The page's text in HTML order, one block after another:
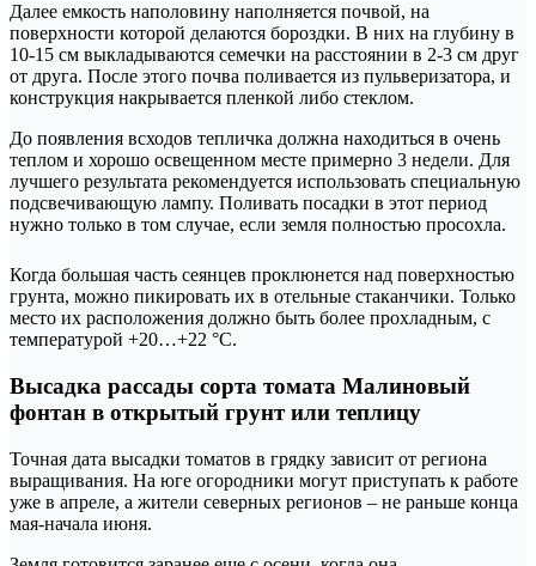
Далее емкость наполовину наполняется почвой, на
поверхности которой делаются бороздки. В них на глубину в
10-15 см выкладываются семечки на расстоянии в 2-3 см друг
от друга. После этого почва поливается из пульверизатора, и
конструкция накрывается пленкой либо стеклом.
До появления всходов тепличка должна находиться в очень
теплом и хорошо освещенном месте примерно 3 недели. Для
лучшего результата рекомендуется использовать специальную
подсвечивающую лампу. Поливать посадки в этот период
нужно только в том случае, если земля полностью просохла.
Когда большая часть сеянцев проклюнется над поверхностью
грунта, можно пикировать их в отельные стаканчики. Только
место их расположения должно быть более прохладным, с
температурой +20…+22 °С.
Высадка рассады сорта томата Малиновый
фонтан в открытый грунт или теплицу
Точная дата высадки томатов в грядку зависит от региона
выращивания. На юге огородники могут приступать к работе
уже в апреле, а жители северных регионов – не раньше конца
мая-начала июня.